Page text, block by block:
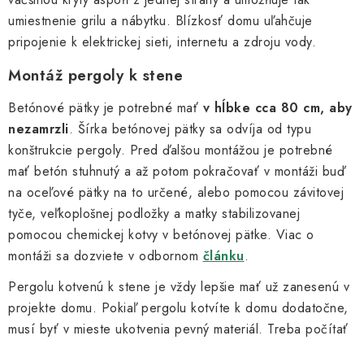
umiestnenie grilu a nábytku. Blízkosť domu uľahčuje
pripojenie k elektrickej sieti, internetu a zdroju vody.
Montáž pergoly k stene
Betónové pätky je potrebné mať v hĺbke cca 80 cm, aby
nezamrzli. Šírka betónovej pätky sa odvíja od typu
konštrukcie pergoly. Pred ďalšou montážou je potrebné
mať betón stuhnutý a až potom pokračovať v montáži buď
na oceľové pätky na to určené, alebo pomocou závitovej
tyče, veľkoplošnej podložky a matky stabilizovanej
pomocou chemickej kotvy v betónovej pätke. Viac o
montáži sa dozviete v odbornom článku.
Pergolu kotvenú k stene je vždy lepšie mať už zanesenú v
projekte domu. Pokiaľ pergolu kotvíte k domu dodatočne,
musí byť v mieste ukotvenia pevný materiál. Treba počítať